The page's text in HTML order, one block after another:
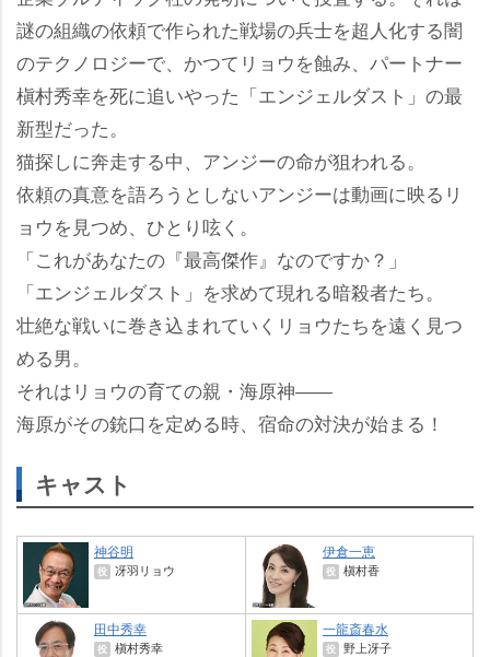
謎の組織の依頼で作られた戦場の兵士を超人化する闇
のテクノロジーで、かつてリョウを蝕み、パートナー
槇村秀幸を死に追いやった「エンジェルダスト」の最
新型だった。
猫探しに奔走する中、アンジーの命が狙われる。
依頼の真意を語ろうとしないアンジーは動画に映るリ
ョウを見つめ、ひとり呟く。
「これがあなたの『最高傑作』なのですか？」
「エンジェルダスト」を求めて現れる暗殺者たち。
壮絶な戦いに巻き込まれていくリョウたちを遠く見つ
める男。
それはリョウの育ての親・海原神――
海原がその銃口を定める時、宿命の対決が始まる！
キャスト
神谷明
役 冴羽リョウ
伊倉一恵
役 槇村香
田中秀幸
役 槇村秀幸
一龍斎春水
役 野上冴子